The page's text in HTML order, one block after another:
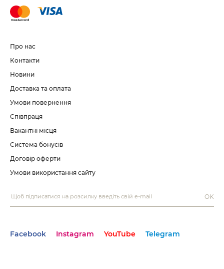
Про нас
Контакти
Новини
Доставка та оплата
Умови повернення
Співпраця
Вакантні місця
Система бонусів
Договір оферти
Умови використання сайту
OK
Facebook Instagram YouTube Telegram